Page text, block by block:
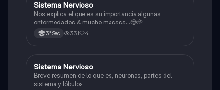
Biología
Sistema Nervioso
Nos explica el que es su importancia algunas
enfermedades & mucho massss…🤓💭
3º Sec 331 4
Biología
Sistema Nervioso
Breve resumen de lo que es, neuronas, partes del
sistema y lóbulos